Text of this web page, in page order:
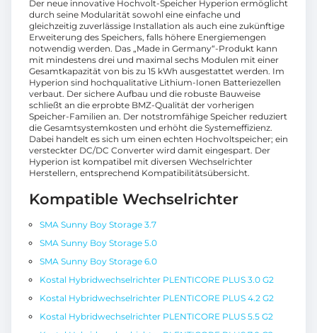
Der neue innovative Hochvolt-Speicher Hyperion ermöglicht
durch seine Modularität sowohl eine einfache und
gleichzeitig zuverlässige Installation als auch eine zukünftige
Erweiterung des Speichers, falls höhere Energiemengen
notwendig werden. Das „Made in Germany“-Produkt kann
mit mindestens drei und maximal sechs Modulen mit einer
Gesamtkapazität von bis zu 15 kWh ausgestattet werden. Im
Hyperion sind hochqualitative Lithium-Ionen Batteriezellen
verbaut. Der sichere Aufbau und die robuste Bauweise
schließt an die erprobte BMZ-Qualität der vorherigen
Speicher-Familien an. Der notstromfähige Speicher reduziert
die Gesamtsystemkosten und erhöht die Systemeffizienz.
Dabei handelt es sich um einen echten Hochvoltspeicher; ein
versteckter DC/DC Converter wird damit eingespart. Der
Hyperion ist kompatibel mit diversen Wechselrichter
Herstellern, entsprechend Kompatibilitätsübersicht.
Kompatible Wechselrichter
SMA Sunny Boy Storage 3.7
SMA Sunny Boy Storage 5.0
SMA Sunny Boy Storage 6.0
Kostal Hybridwechselrichter PLENTICORE PLUS 3.0 G2
Kostal Hybridwechselrichter PLENTICORE PLUS 4.2 G2
Kostal Hybridwechselrichter PLENTICORE PLUS 5.5 G2